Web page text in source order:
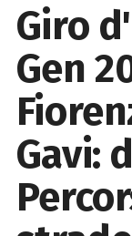
Giro
Gen
Gavi: